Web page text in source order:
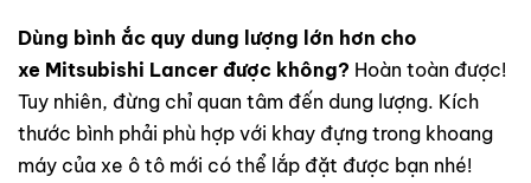
Dùng bình ắc quy dung lượng lớn hơn cho
xe Mitsubishi Lancer được không? Hoàn toàn được!
Tuy nhiên, đừng chỉ quan tâm đến dung lượng. Kích
thước bình phải phù hợp với khay đựng trong khoang
máy của xe ô tô mới có thể lắp đặt được bạn nhé!